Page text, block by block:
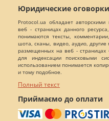
Юридические оговорки
Protocol.ua обладает
веб - страницах данного
понимаются тексты,
шота, сканы, видео, аудио,
размещенных на веб - страницах
для индексации поисковыми
использованием понимается
и тому подобное.
Полный текст
Приймаємо до оплати